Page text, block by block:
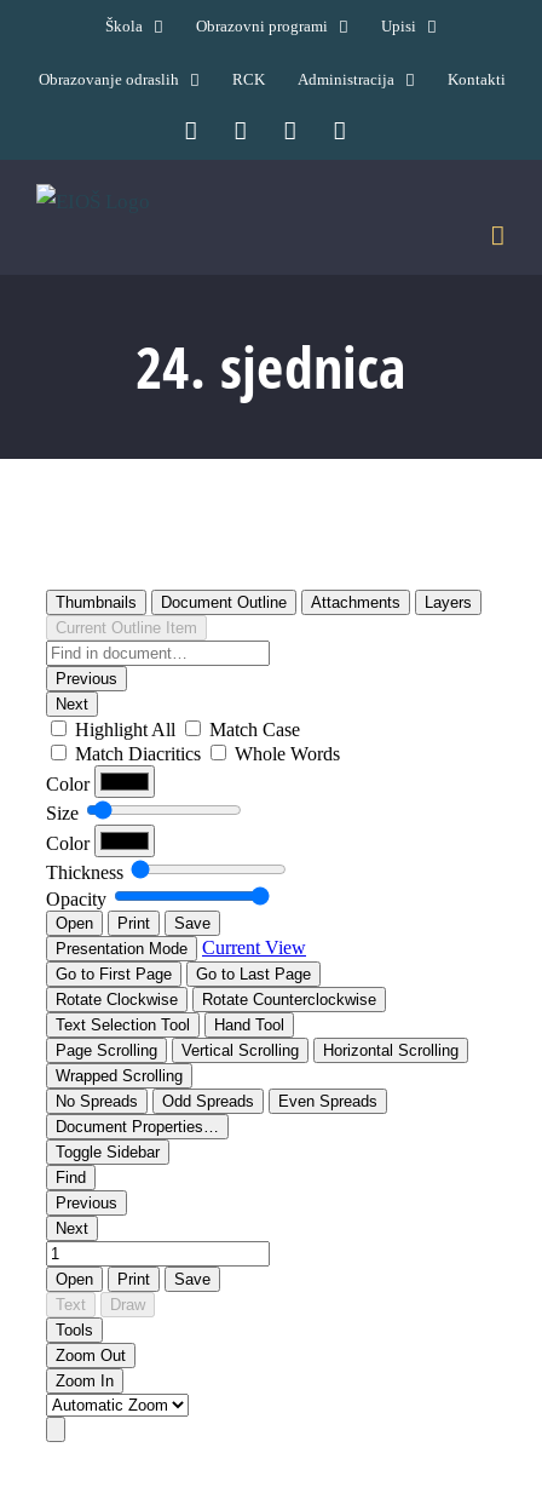
content
Škola Obrazovni programi Upisi
Obrazovanje odraslih RCK Administracija Kontakti
FacebookYouTube
24. sjednica